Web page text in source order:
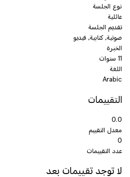
نوع الجلسة
عائلية
تقديم الجلسة
صوتية, كتابية, فيديو
الخبرة
11 سنوات
اللغة
Arabic
التقييمات
0.0
معدل التقييم
0
عدد التقييمات
لا توجد تقييمات بعد